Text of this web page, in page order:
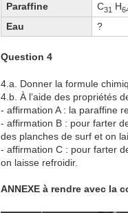
Paraffine
C31 H
Eau
?
Question 4
4.a. Donner la formule
4.b. À l’aide des propriétés
- affirmation A : la paraffine
- affirmation B : pour farter
des planches de surf et on
- affirmation C : pour farter
on laisse refroidir.
ANNEXE à rendre avec la